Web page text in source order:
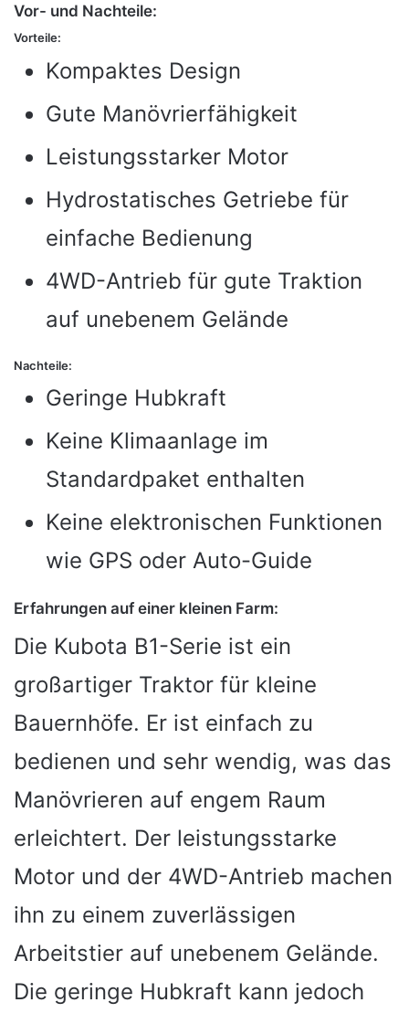
Vor- und Nachteile:
Vorteile:
Kompaktes Design
Gute Manövrierfähigkeit
Leistungsstarker Motor
Hydrostatisches Getriebe für
einfache Bedienung
4WD-Antrieb für gute Traktion
auf unebenem Gelände
Nachteile:
Geringe Hubkraft
Keine Klimaanlage im
Standardpaket enthalten
Keine elektronischen Funktionen
wie GPS oder Auto-Guide
Erfahrungen auf einer kleinen Farm:
Die Kubota B1-Serie ist ein
großartiger Traktor für kleine
Bauernhöfe. Er ist einfach zu
bedienen und sehr wendig, was das
Manövrieren auf engem Raum
erleichtert. Der leistungsstarke
Motor und der 4WD-Antrieb machen
ihn zu einem zuverlässigen
Arbeitstier auf unebenem Gelände.
Die geringe Hubkraft kann jedoch